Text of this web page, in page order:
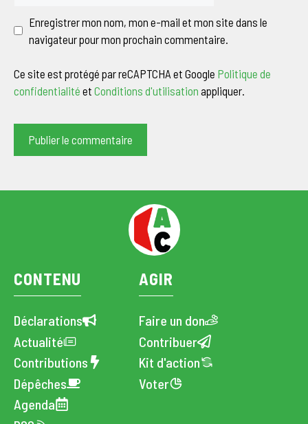
Enregistrer mon nom, mon e-mail et mon site dans le
navigateur pour mon prochain commentaire.
Ce site est protégé par reCAPTCHA et Google Politique de
confidentialité et Conditions d'utilisation appliquer.
CONTENU
Déclarations
Actualité
Contributions
Dépêches
Agenda
AGIR
Faire un don
Contribuer
Kit d'action
Voter